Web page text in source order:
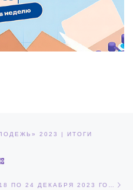
2023 | ИТОГИ